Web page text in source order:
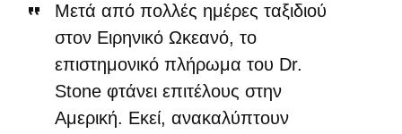
Μετά από πολλές ημέρες ταξιδιού
στον Ειρηνικό Ωκεανό, το
επιστημονικό πλήρωμα του Dr.
Stone φτάνει επιτέλους στην
Αμερική. Εκεί, ανακαλύπτουν